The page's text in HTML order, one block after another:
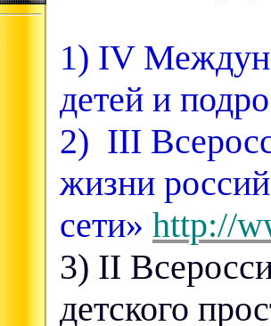
1) IV
детей и
2) III
жизни
сети» http://
3) II
детского